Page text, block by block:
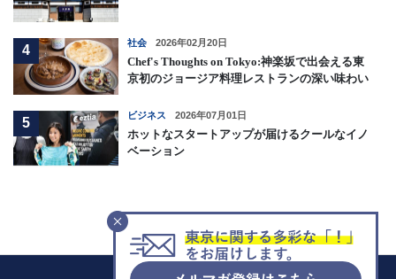
4
社会 2026年02月20日
Chef's Thoughts on Tokyo:神楽坂で出会える東
京初のジョージア料理レストランの深い味わい
5
ビジネス 2026年07月01日
ホットなスタートアップが届けるクールなイノ
ベーション